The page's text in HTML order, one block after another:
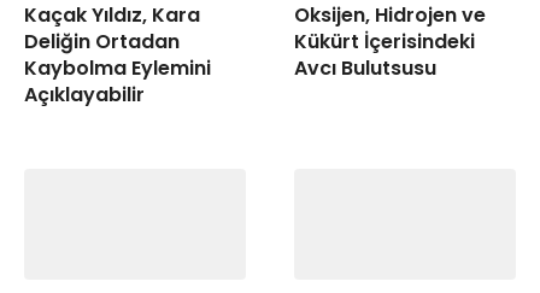
Kaçak Yıldız, Kara
Deliğin Ortadan
Kaybolma Eylemini
Açıklayabilir
Oksijen, Hidrojen ve
Kükürt İçerisindeki
Avcı Bulutsusu